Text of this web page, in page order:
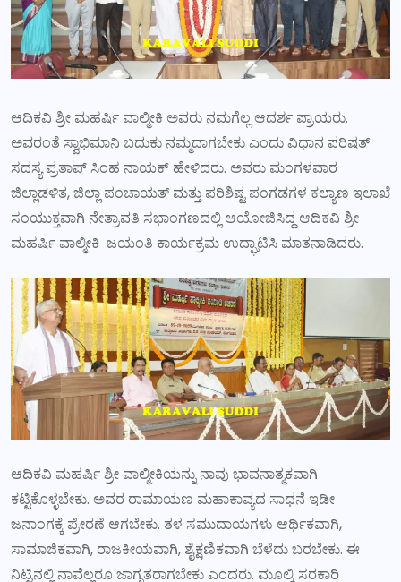
ಆದಿಕವಿ ಶ್ರೀ ಮಹರ್ಷಿ ವಾಲ್ಮೀಕಿ ಅವರು ನಮಗೆಲ್ಲ ಆದರ್ಶ ಪ್ರಾಯರು.
ಅವರಂತೆ ಸ್ವಾಭಿಮಾನಿ ಬದುಕು ನಮ್ಮದಾಗಬೇಕು ಎಂದು ವಿಧಾನ ಪರಿಷತ್
ಸದಸ್ಯ ಪ್ರತಾಪ್ ಸಿಂಹ ನಾಯಕ್ ಹೇಳಿದರು. ಅವರು ಮಂಗಳವಾರ
ಜಿಲ್ಲಾಡಳಿತ, ಜಿಲ್ಲಾ ಪಂಚಾಯತ್ ಮತ್ತು ಪರಿಶಿಷ್ಟ ಪಂಗಡಗಳ ಕಲ್ಯಾಣ ಇಲಾಖೆ
ಸಂಯುಕ್ತವಾಗಿ ನೇತ್ರಾವತಿ ಸಭಾಂಗಣದಲ್ಲಿ ಆಯೋಜಿಸಿದ್ದ ಆದಿಕವಿ ಶ್ರೀ
ಮಹರ್ಷಿ ವಾಲ್ಮೀಕಿ ಜಯಂತಿ ಕಾರ್ಯಕ್ರಮ ಉದ್ಘಾಟಿಸಿ ಮಾತನಾಡಿದರು.
ಆದಿಕವಿ ಮಹರ್ಷಿ ಶ್ರೀ ವಾಲ್ಮೀಕಿಯನ್ನು ನಾವು ಭಾವನಾತ್ಮಕವಾಗಿ
ಕಟ್ಟಿಕೊಳ್ಳಬೇಕು. ಅವರ ರಾಮಾಯಣ ಮಹಾಕಾವ್ಯದ ಸಾಧನೆ ಇಡೀ
ಜನಾಂಗಕ್ಕೆ ಪ್ರೇರಣೆ ಆಗಬೇಕು. ತಳ ಸಮುದಾಯಗಳು ಆರ್ಥಿಕವಾಗಿ,
ಸಾಮಾಜಿಕವಾಗಿ, ರಾಜಕೀಯವಾಗಿ, ಶೈಕ್ಷಣಿಕವಾಗಿ ಬೆಳೆದು ಬರಬೇಕು. ಈ
ನಿಟ್ಟಿನಲ್ಲಿ ನಾವೆಲ್ಲರೂ ಜಾಗೃತರಾಗಬೇಕು ಎಂದರು. ಮೂಲ್ಕಿ ಸರಕಾರಿ